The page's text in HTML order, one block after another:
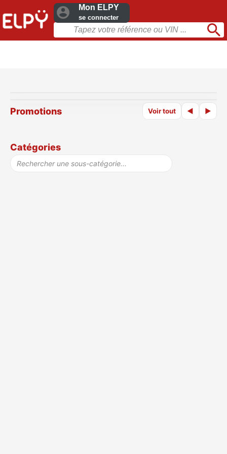
Mon ELPY
se connecter
◀
▶
Promotions Voir tout ◀ ▶
Catégories